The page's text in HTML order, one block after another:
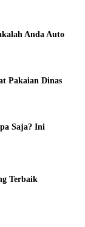
Anda Auto
Pakaian Dinas
Saja? Ini
Terbaik